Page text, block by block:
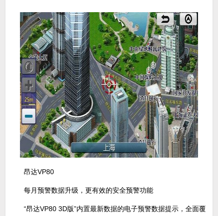
昂达VP80
每月预警数据升级，更有效的安全预警功能
“昂达VP80 3D版”内置最新数据的电子预警数据提示，全面覆